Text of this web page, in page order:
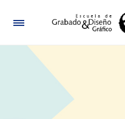
Navegación